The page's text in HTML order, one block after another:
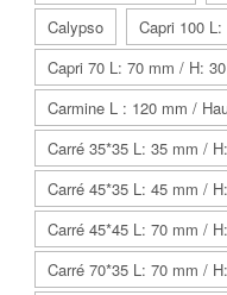
Calypso
Capri 100
Capri 70 L: 70 mm / H:
Carmine L : 120 mm /
Carré 35*35 L: 35 mm /
Carré 45*35 L: 45 mm /
Carré 45*45 L: 70 mm /
Carré 70*35 L: 70 mm /